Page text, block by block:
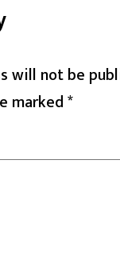
will not be
marked*